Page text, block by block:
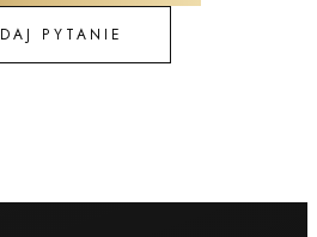
PYTANIE